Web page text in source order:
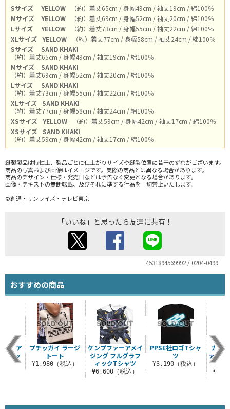
Sサイズ
YELLOW
（約）着丈65cm / 身幅49cm / 袖丈19cm / 綿100％
Mサイズ
YELLOW
（約）着丈69cm / 身幅52cm / 袖丈20cm / 綿100％
Lサイズ
YELLOW
（約）着丈73cm / 身幅55cm / 袖丈22cm / 綿100％
XLサイズ YELLOW
（約）着丈77cm / 身幅58cm / 袖丈24cm / 綿100％
Sサイズ
SAND KHAKI
（約）着丈65cm / 身幅49cm / 袖丈19cm / 綿100％
Mサイズ
SAND KHAKI
（約）着丈69cm / 身幅52cm / 袖丈20cm / 綿100％
Lサイズ
SAND KHAKI
（約）着丈73cm / 身幅55cm / 袖丈22cm / 綿100％
XLサイズ
SAND KHAKI
（約）着丈77cm / 身幅58cm / 袖丈24cm / 綿100％
XSサイズ YELLOW
（約）着丈59cm / 身幅42cm / 袖丈17cm / 綿100％
XSサイズ
SAND KHAKI
（約）着丈59cm / 身幅42cm / 袖丈17cm / 綿100％
縫製製品は特性上、製品ごとに仕上がりサイズや縫製位置に若干のずれがございます。
商品の写真および画像はイメージです。実際の商品とは異なる場合があります。
商品のデザイン・仕様・発売日などは予告なく変更となる場合があります。
画像・テキストの無断転載、及びそれに準ずる行為を一切禁止いたします。
©創通・サンライズ・テレビ東京
「いいね」と思ったら友達に共有！
4531894569992 / 0204-0499
おすすめの商品
ケンプファーアメイ
ジング フルグラフ
ィックTシャツ
¥6,600（税込）
PPSE社ロゴTシャ
ツ
¥3,190（税込）
ガン
ァイタ
トア
アッ
ャツ
プチッガイ ラージ
トート
¥1,980（税込）